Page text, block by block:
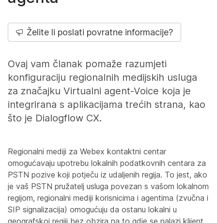
Želite li poslati povratne informacije?
Ovaj vam članak pomaže razumjeti
konfiguraciju regionalnih medijskih usluga
za značajku Virtualni agent-Voice koja je
integrirana s aplikacijama trećih strana, kao
što je Dialogflow CX.
Regionalni mediji za Webex kontaktni centar
omogućavaju upotrebu lokalnih podatkovnih centara za
PSTN pozive koji potječu iz udaljenih regija. To jest, ako
je vaš PSTN pružatelj usluga povezan s vašom lokalnom
regijom, regionalni mediji korisnicima i agentima (zvučna i
SIP signalizacija) omogućuju da ostanu lokalni u
geografskoj regiji bez obzira na to gdje se nalazi klijent